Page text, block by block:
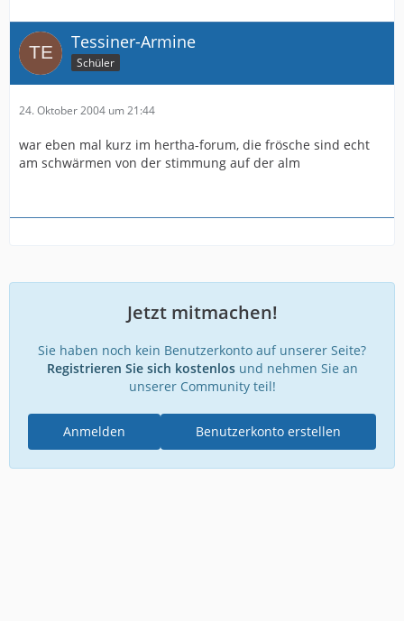
Tessiner-Armine
Schüler
24. Oktober 2004 um 21:44
war eben mal kurz im hertha-forum, die frösche sind echt
am schwärmen von der stimmung auf der alm
Jetzt mitmachen!
Sie haben noch kein Benutzerkonto auf unserer Seite?
Registrieren Sie sich kostenlosund nehmen Sie an
unserer Community teil!
Benutzerkonto erstellen
Anmelden